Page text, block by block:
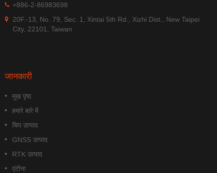
+886-2-86983698
20F.-13, No. 79, Sec. 1, Xintai 5th Rd., Xizhi Dist., New Taipei
City, 22101, Taiwan
जानकारी
मुख पृष्ठ
हमारे बारे में
चिप उत्पाद
GNSS उत्पाद
RTK उत्पाद
एंटीना